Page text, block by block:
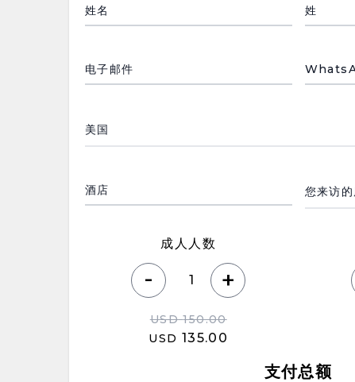
姓名 姓
电子邮件
País de residencia
酒店
成人人数
- +
USD 150.00
USD 135.00
支付总额